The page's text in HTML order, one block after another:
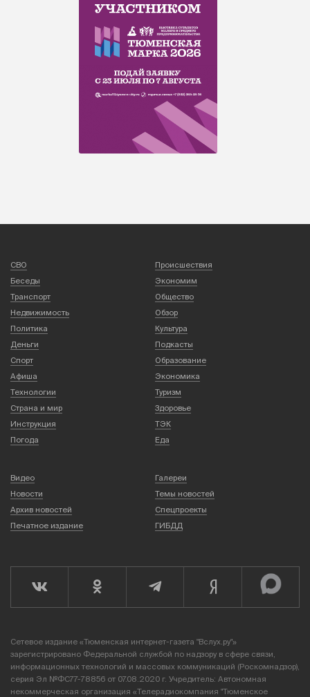
СВО
Происшествия
Беседы
Экономим
Транспорт
Общество
Недвижимость
Обзор
Политика
Культура
Деньги
Подкасты
Спорт
Образование
Афиша
Экономика
Технологии
Туризм
Страна и мир
Здоровье
Инструкция
ТЭК
Погода
Еда
Видео
Галереи
Новости
Темы новостей
Архив новостей
Спецпроекты
Печатное издание
ГИБДД
Сетевое издание «Тюменская интернет-газета "Вслух.ру"»
зарегистрировано Федеральной службой по надзору в сфере связи,
информационных технологий и массовых коммуникаций (Роскомнадзор),
серия Эл №ФС77-78856 от 07.08.2020 г. Учредитель: Автономная
некоммерческая организация «Телерадиокомпания "Тюменское